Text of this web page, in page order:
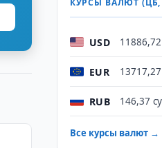
КУРСЫ ВАЛЮТ (ЦБ,
USD
EUR
RUB 146,37
Все курсы валют →